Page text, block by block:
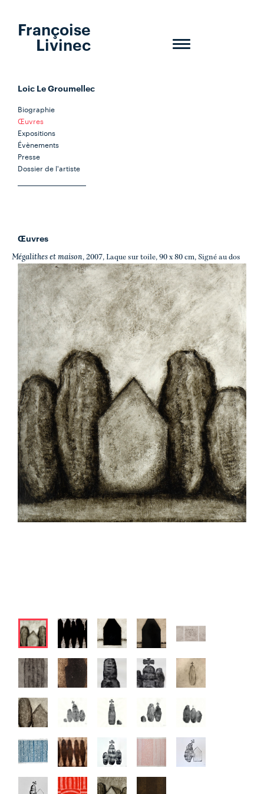
Toggle
Françoise
Livinec
Loic Le Groumellec
Biographie
Œuvres
Expositions
Évènements
Presse
Dossier de l'artiste
Œuvres
Mégalithes et maison, 2007, Laque sur toile, 90 x 80 cm, Signé au dos